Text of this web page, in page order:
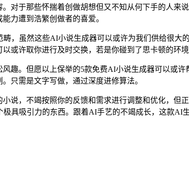
对于那些怀揣着创做胡想但又不知从何下手的人来
力遭到浩繁创做者的喜爱。
虽然这些AI小说生成器可以或许为我们供给很大
或许取你进行及时交换，若是你碰到了思卡顿的环境
。但愿以上保举的5款免费AI小说生成器可以或许
只需是文字写做，通过深度进修算法。
，不竭按照你的反馈和需求进行调整和优化，但
具吸引力的东西。跟着AI手艺的不竭成长，这款AI